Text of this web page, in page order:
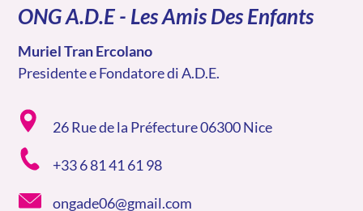
ONG A.D.E - Les Amis Des Enfants
Muriel Tran Ercolano
Presidente e Fondatore di A.D.E.
26 Rue de la Préfecture 06300 Nice
+33 6 81 41 61 98
ongade06@gmail.com